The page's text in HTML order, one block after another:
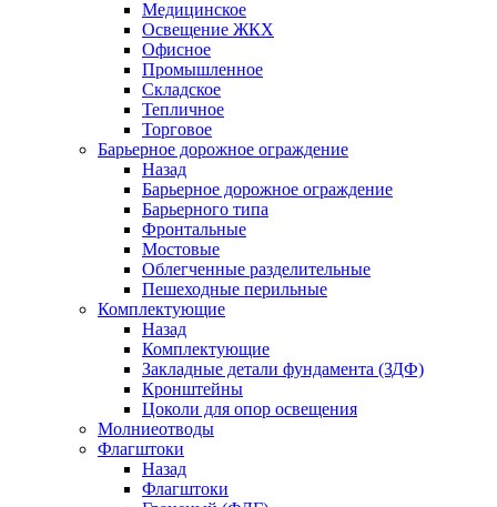
Медицинское
Освещение ЖКХ
Офисное
Промышленное
Складское
Тепличное
Торговое
Барьерное дорожное ограждение
Назад
Барьерное дорожное ограждение
Барьерного типа
Фронтальные
Мостовые
Облегченные разделительные
Пешеходные перильные
Комплектующие
Назад
Комплектующие
Закладные детали фундамента (ЗДФ)
Кронштейны
Цоколи для опор освещения
Молниеотводы
Флагштоки
Назад
Флагштоки